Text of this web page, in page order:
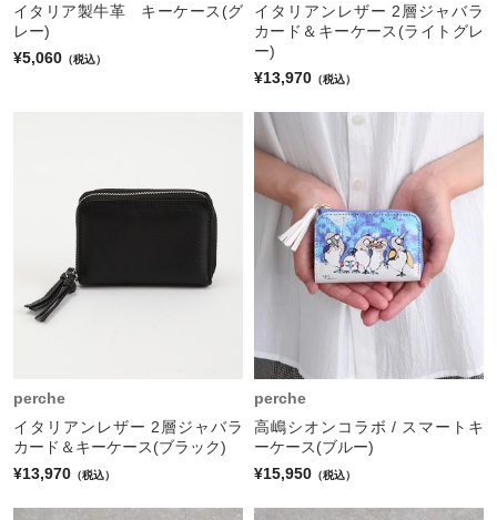
イタリア製牛革 キーケース(グ
レー)
¥5,060 （税込）
イタリアンレザー 2層ジャバラ
カード＆キーケース(ライトグレ
ー)
¥13,970 （税込）
perche
イタリアンレザー 2層ジャバラ
カード＆キーケース(ブラック)
¥13,970 （税込）
perche
高嶋シオンコラボ / スマートキ
ーケース(ブルー)
¥15,950 （税込）